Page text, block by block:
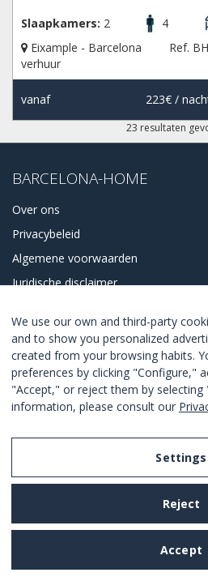
Slaapkamers: 2 4
Eixample - Barcelona
Ref.
verhuur
vanaf 223€/
23 resultaten
BARCELONA-HOME
Over ons
Privacybeleid
Algemene voorwaarden
Juridische disclaimer
WERK MET ONS
Affiliaties
Partners
Stages Barcelona
Stages op afstand
FAQ’s
We use our own and third-party
and to show you personalized
created from your browsing habits.
preferences by clicking "Configure,"
"Accept," or reject them by selecting
information, please consult our
Settings
Reject
Accept